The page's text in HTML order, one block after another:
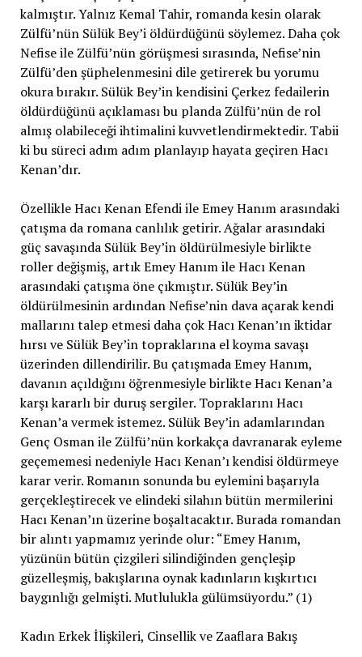
kalmıştır. Yalnız Kemal Tahir, romanda kesin olarak
Zülfü’nün Sülük Bey’i öldürdüğünü söylemez. Daha çok
Nefise ile Zülfü’nün görüşmesi sırasında, Nefise’nin
Zülfü’den şüphelenmesini dile getirerek bu yorumu
okura bırakır. Sülük Bey’in kendisini Çerkez fedailerin
öldürdüğünü açıklaması bu planda Zülfü’nün de rol
almış olabileceği ihtimalini kuvvetlendirmektedir. Tabii
ki bu süreci adım adım planlayıp hayata geçiren Hacı
Kenan’dır.
Özellikle Hacı Kenan Efendi ile Emey Hanım arasındaki
çatışma da romana canlılık getirir. Ağalar arasındaki
güç savaşında Sülük Bey’in öldürülmesiyle birlikte
roller değişmiş, artık Emey Hanım ile Hacı Kenan
arasındaki çatışma öne çıkmıştır. Sülük Bey’in
öldürülmesinin ardından Nefise’nin dava açarak kendi
mallarını talep etmesi daha çok Hacı Kenan’ın iktidar
hırsı ve Sülük Bey’in topraklarına el koyma savaşı
üzerinden dillendirilir. Bu çatışmada Emey Hanım,
davanın açıldığını öğrenmesiyle birlikte Hacı Kenan’a
karşı kararlı bir duruş sergiler. Topraklarını Hacı
Kenan’a vermek istemez. Sülük Bey’in adamlarından
Genç Osman ile Zülfü’nün korkakça davranarak eyleme
geçememesi nedeniyle Hacı Kenan’ı kendisi öldürmeye
karar verir. Romanın sonunda bu eylemini başarıyla
gerçekleştirecek ve elindeki silahın bütün mermilerini
Hacı Kenan’ın üzerine boşaltacaktır. Burada romandan
bir alıntı yapmamız yerinde olur: “Emey Hanım,
yüzünün bütün çizgileri silindiğinden gençleşip
güzelleşmiş, bakışlarına oynak kadınların kışkırtıcı
baygınlığı gelmişti. Mutlulukla gülümsüyordu.” (1)
Kadın Erkek İlişkileri, Cinsellik ve Zaaflara Bakış